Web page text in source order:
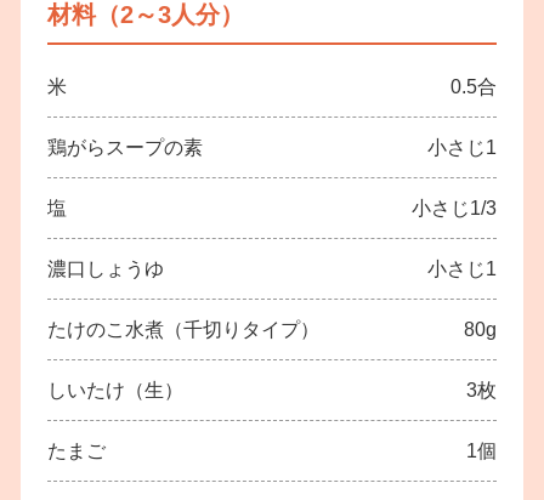
材料（2～3人分）
米 0.5合
鶏がらスープの素 小さじ1
塩 小さじ1/3
濃口しょうゆ 小さじ1
たけのこ水煮（千切りタイプ） 80g
しいたけ（生） 3枚
たまご 1個